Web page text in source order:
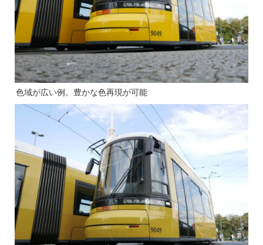
色域が広い例。豊かな色再現が可能